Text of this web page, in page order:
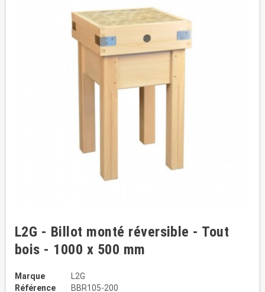
L2G - Billot monté réversible - Tout
bois - 1000 x 500 mm
Marque
L2G
Référence
BBR105-200